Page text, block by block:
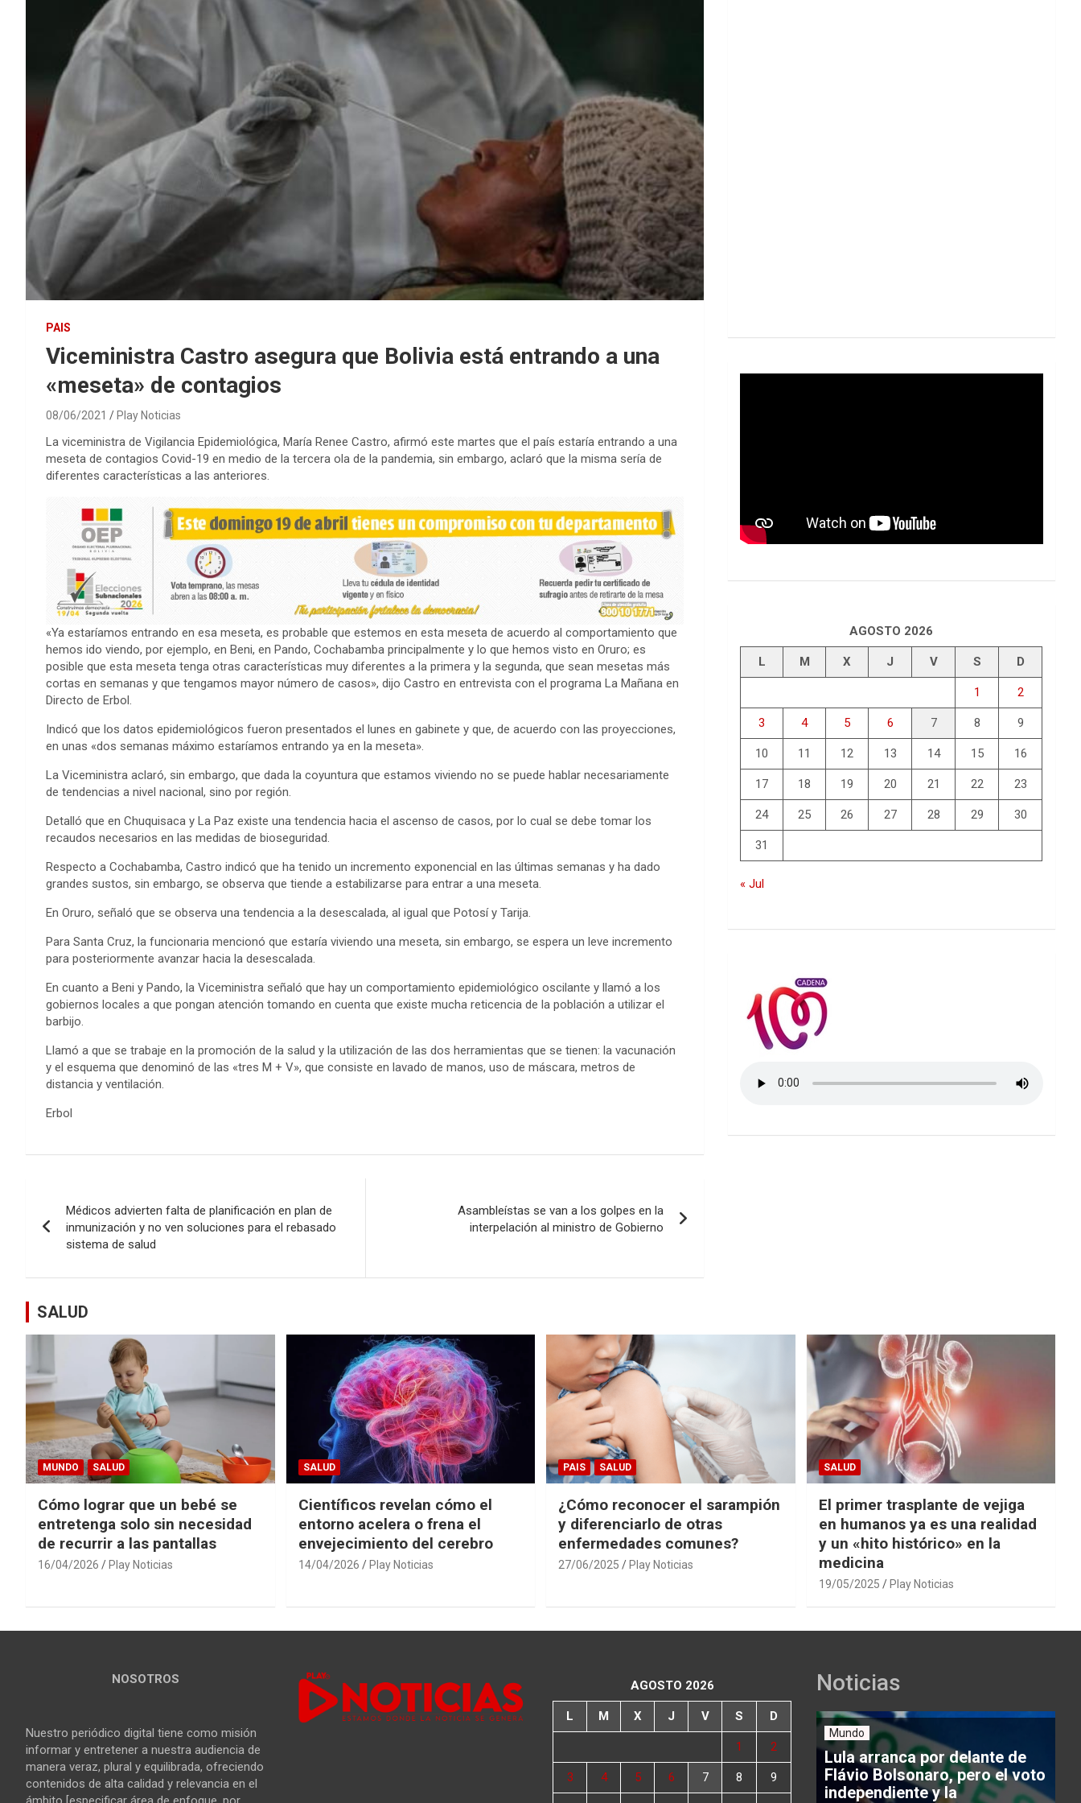
PAIS
Viceministra Castro asegura que Bolivia está entrando a una
«meseta» de contagios
08/06/2021 Play Noticias
La viceministra de Vigilancia Epidemiológica, María Renee Castro, afirmó este martes que el país estaría entrando a una
meseta de contagios Covid-19 en medio de la tercera ola de la pandemia, sin embargo, aclaró que la misma sería de
diferentes características a las anteriores.
«Ya estaríamos entrando en esa meseta, es probable que estemos en esta meseta de acuerdo al comportamiento que
hemos ido viendo, por ejemplo, en Beni, en Pando, Cochabamba principalmente y lo que hemos visto en Oruro; es
posible que esta meseta tenga otras características muy diferentes a la primera y la segunda, que sean mesetas más
cortas en semanas y que tengamos mayor número de casos», dijo Castro en entrevista con el programa La Mañana en
Directo de Erbol.
Indicó que los datos epidemiológicos fueron presentados el lunes en gabinete y que, de acuerdo con las proyecciones,
en unas «dos semanas máximo estaríamos entrando ya en la meseta».
La Viceministra aclaró, sin embargo, que dada la coyuntura que estamos viviendo no se puede hablar necesariamente
de tendencias a nivel nacional, sino por región.
Detalló que en Chuquisaca y La Paz existe una tendencia hacia el ascenso de casos, por lo cual se debe tomar los
recaudos necesarios en las medidas de bioseguridad.
Respecto a Cochabamba, Castro indicó que ha tenido un incremento exponencial en las últimas semanas y ha dado
grandes sustos, sin embargo, se observa que tiende a estabilizarse para entrar a una meseta.
En Oruro, señaló que se observa una tendencia a la desescalada, al igual que Potosí y Tarija.
Para Santa Cruz, la funcionaria mencionó que estaría viviendo una meseta, sin embargo, se espera un leve incremento
para posteriormente avanzar hacia la desescalada.
En cuanto a Beni y Pando, la Viceministra señaló que hay un comportamiento epidemiológico oscilante y llamó a los
gobiernos locales a que pongan atención tomando en cuenta que existe mucha reticencia de la población a utilizar el
barbijo.
Llamó a que se trabaje en la promoción de la salud y la utilización de las dos herramientas que se tienen: la vacunación
y el esquema que denominó de las «tres M + V», que consiste en lavado de manos, uso de máscara, metros de
distancia y ventilación.
Erbol
de
Médicos advierten falta de planificación en plan de
inmunización y no ven soluciones para el rebasado
sistema de salud
Asambleístas se van a los golpes en la
interpelación al ministro de Gobierno
AGOSTO 2026
L M X J V S D
1 2
3 4 5 6 7 8 9
10 11 12 13 14 15 16
17 18 19 20 21 22 23
24 25 26 27 28 29 30
31
« Jul
SALUD
MUNDO SALUD
Cómo lograr que un bebé se
entretenga solo sin necesidad
de recurrir a las pantallas
16/04/2026 Play Noticias
SALUD
Científicos revelan cómo el
entorno acelera o frena el
envejecimiento del cerebro
14/04/2026 Play Noticias
PAIS SALUD
¿Cómo reconocer el sarampión
y diferenciarlo de otras
enfermedades comunes?
27/06/2025 Play Noticias
SALUD
El primer trasplante de vejiga
en humanos ya es una realidad
y un «hito histórico» en la
medicina
19/05/2025 Play Noticias
NOSOTROS
Nuestro periódico digital tiene como misión
informar y entretener a nuestra audiencia de
manera veraz, plural y equilibrada, ofreciendo
contenidos de alta calidad y relevancia en el
AGOSTO 2026
L M X J V S D
1 2
3 4 5 6 7 8 9
Noticias
Mundo
Lula arranca por delante de
Flávio Bolsonaro, pero el voto
independiente y la